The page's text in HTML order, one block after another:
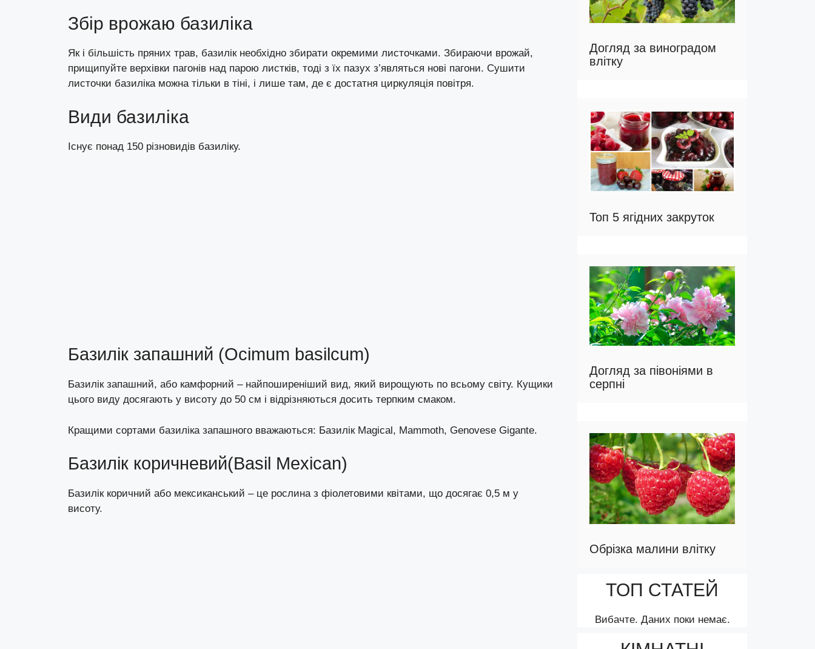
Збір врожаю базиліка
Як і більшість пряних трав, базилік необхідно збирати окремими листочками. Збираючи врожай,
прищипуйте верхівки пагонів над парою листків, тоді з їх пазух з’являться нові пагони. Сушити
листочки базиліка можна тільки в тіні, і лише там, де є достатня циркуляція повітря.
Види базиліка
Існує понад 150 різновидів базиліку.
Базилік запашний (Ocimum basilcum)
Базилік запашний, або камфорний – найпоширеніший вид, який вирощують по всьому світу. Кущики
цього виду досягають у висоту до 50 см і відрізняються досить терпким смаком.
Кращими сортами базиліка запашного вважаються: Базилік Magical, Mammoth, Genovese Gigante.
Базилік коричневий(Basil Mexican)
Базилік коричний або мексиканський – це рослина з фіолетовими квітами, що досягає 0,5 м у
висоту.
Догляд за виноградом
влітку
Топ 5 ягідних закруток
Догляд за півоніями в
серпні
Обрізка малини влітку
ТОП СТАТЕЙ
Вибачте. Даних поки немає.